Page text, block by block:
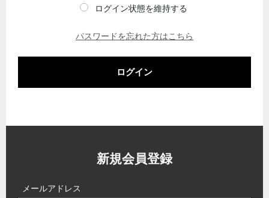
ログイン状態を維持する
パスワードを忘れた方はこちら
ログイン
新規会員登録
メールアドレス